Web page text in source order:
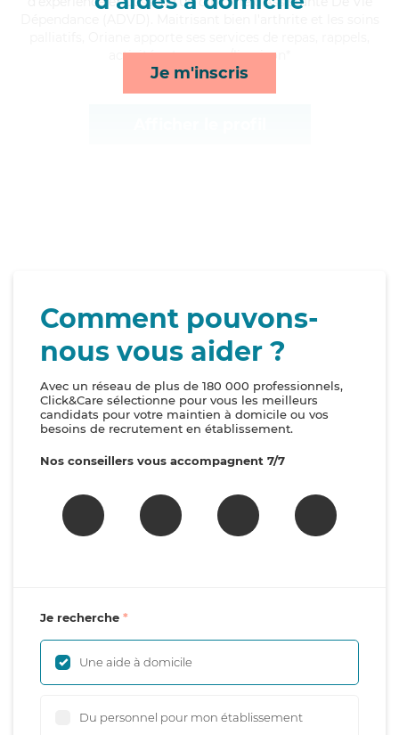
Je m'inscris
activités et courses/livraison*
Comment pouvons-
nous vous aider ?
Avec un réseau de plus de 180 000 professionnels,
Click&Care sélectionne pour vous les meilleurs
candidats pour votre maintien à domicile ou vos
besoins de recrutement en établissement.
Nos conseillers vous accompagnent 7/7
Je recherche
Une aide à domicile
Du personnel pour mon établissement